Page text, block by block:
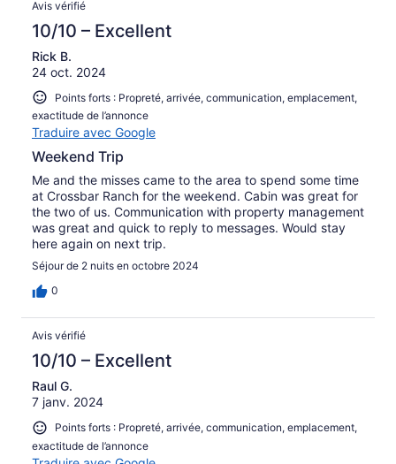
Avis vérifié
10/10 – Excellent
Rick B.
24 oct. 2024
Points forts : Propreté, arrivée, communication, emplacement,
exactitude de l’annonce
Traduire avec Google
Weekend Trip
Me and the misses came to the area to spend some time
at Crossbar Ranch for the weekend. Cabin was great for
the two of us. Communication with property management
was great and quick to reply to messages. Would stay
here again on next trip.
Séjour de 2 nuits en octobre 2024
0
Avis vérifié
10/10 – Excellent
Raul G.
7 janv. 2024
Points forts : Propreté, arrivée, communication, emplacement,
exactitude de l’annonce